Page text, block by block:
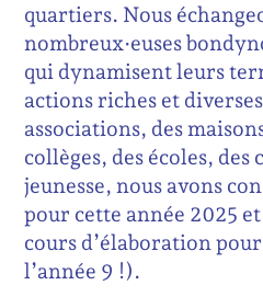
quartiers. Nous
nombreux·euses
qui dynamisent leurs
actions riches et
associations, des
collèges, des écoles, des
jeunesse, nous avons
pour cette année 2025
cours d’élaboration
l’année 9 !).